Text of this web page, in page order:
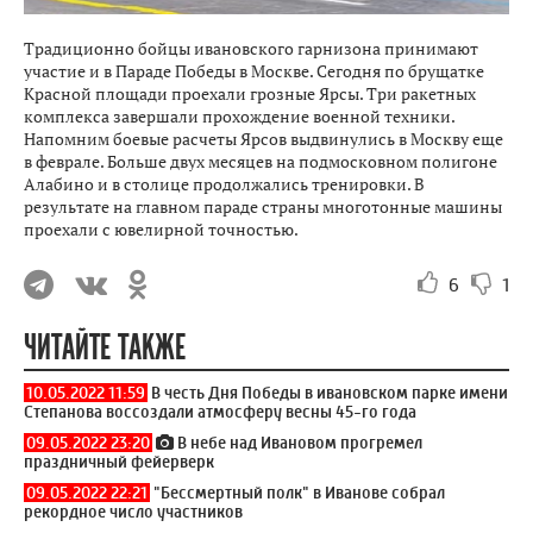
Традиционно бойцы ивановского гарнизона принимают
участие и в Параде Победы в Москве. Сегодня по брущатке
Красной площади проехали грозные Ярсы. Три ракетных
комплекса завершали прохождение военной техники.
Напомним боевые расчеты Ярсов выдвинулись в Москву еще
в феврале. Больше двух месяцев на подмосковном полигоне
Алабино и в столице продолжались тренировки. В
результате на главном параде страны многотонные машины
проехали с ювелирной точностью.
6 1
ЧИТАЙТЕ ТАКЖЕ
10.05.2022 11:59 В честь Дня Победы в ивановском парке имени
Степанова воссоздали атмосферу весны 45-го года
09.05.2022 23:20
В небе над Ивановом прогремел
праздничный фейерверк
09.05.2022 22:21 "Бессмертный полк" в Иванове собрал
рекордное число участников